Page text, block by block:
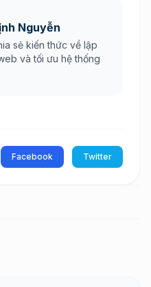
Nguyễn
sẻ kiến thức về lập
và tối ưu hệ thống
Facebook Twitter